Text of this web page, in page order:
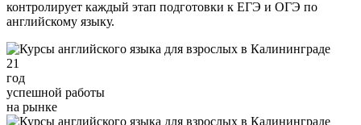
контролирует каждый этап подготовки к ЕГЭ и ОГЭ по
английскому языку.
21
год
успешной работы
на рынке